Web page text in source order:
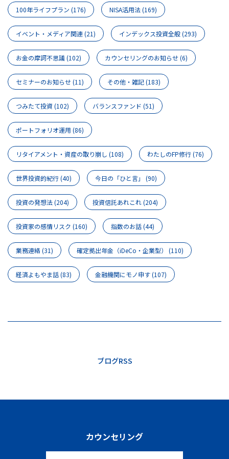
100年ライフプラン (176) NISA活用法(169)
イベント・メディア関連(21) インデックス投資全般(293)
お金の摩訶不思議(102) カウンセリングのお知らせ(6)
セミナーのお知らせ(11) その他・雑記(183)
つみたて投資(102) バランスファンド (51)
ポートフォリオ運用 (86)
リタイアメント・資産の取り崩し (108) わたしのFP修行(76)
世界投資的紀行(40) 今日の「ひと言」 (90)
投資の発想法(204) 投資信託あれこれ(204)
投資家の感情リスク (160) 指数のお話(44)
業務連絡(31) 確定拠出年金（iDeCo・企業型） (110)
経済よもやま話(83) 金融機関にモノ申す(107)
ブログRSS
カウンセリング